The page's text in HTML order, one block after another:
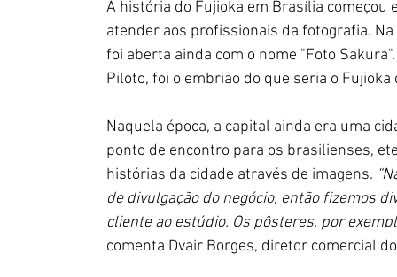
A história do Fujioka em Brasília
atender aos profissionais da fotografia.
foi aberta ainda com o nome "Foto
Piloto, foi o embrião do que seria o
Naquela época, a capital ainda era uma
ponto de encontro para os brasilienses,
histórias da cidade através de imagens.
de divulgação do negócio, então fizemos
cliente ao estúdio. Os pôsteres, por
comenta Dvair Borges, diretor comercial